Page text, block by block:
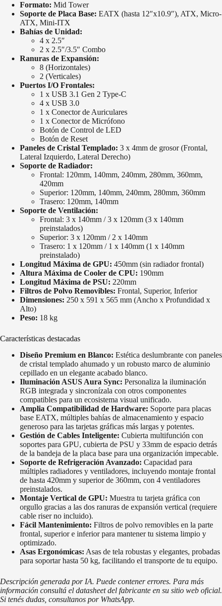
Formato: Mid Tower
Soporte de Placa Base: EATX (hasta 12″x10.9″), ATX, Micro-
ATX, Mini-ITX
Bahías de Unidad:
4 x 2.5″
2 x 2.5″/3.5″ Combo
Ranuras de Expansión:
8 (Horizontales)
2 (Verticales)
Puertos I/O Frontales:
1 x USB 3.1 Gen 2 Type-C
4 x USB 3.0
1 x Conector de Auriculares
1 x Conector de Micrófono
Botón de Control de LED
Botón de Reset
Paneles de Cristal Templado: 3 x 4mm de grosor (Frontal,
Lateral Izquierdo, Lateral Derecho)
Soporte de Radiador:
Frontal: 120mm, 140mm, 240mm, 280mm, 360mm,
420mm
Superior: 120mm, 140mm, 240mm, 280mm, 360mm
Trasero: 120mm, 140mm
Soporte de Ventilación:
Frontal: 3 x 140mm / 3 x 120mm (3 x 140mm
preinstalados)
Superior: 3 x 120mm / 2 x 140mm
Trasero: 1 x 120mm / 1 x 140mm (1 x 140mm
preinstalado)
Longitud Máxima de GPU: 450mm (sin radiador frontal)
Altura Máxima de Cooler de CPU: 190mm
Longitud Máxima de PSU: 220mm
Filtros de Polvo Removibles: Frontal, Superior, Inferior
Dimensiones: 250 x 591 x 565 mm (Ancho x Profundidad x
Alto)
Peso: 18 kg
Características destacadas
Diseño Premium en Blanco: Estética deslumbrante con paneles
de cristal templado ahumado y un robusto marco de aluminio
cepillado en un elegante acabado blanco.
Iluminación ASUS Aura Sync: Personaliza la iluminación
RGB integrada y sincronízala con otros componentes
compatibles para un ecosistema visual unificado.
Amplia Compatibilidad de Hardware: Soporte para placas
base EATX, múltiples bahías de almacenamiento y espacio
generoso para las tarjetas gráficas más largas y potentes.
Gestión de Cables Inteligente: Cubierta multifunción con
soportes para GPU, cubierta de PSU y 33mm de espacio detrás
de la bandeja de la placa base para una organización impecable.
Soporte de Refrigeración Avanzado: Capacidad para
múltiples radiadores y ventiladores, incluyendo montaje frontal
de hasta 420mm y superior de 360mm, con 4 ventiladores
preinstalados.
Montaje Vertical de GPU: Muestra tu tarjeta gráfica con
orgullo gracias a las dos ranuras de expansión vertical (requiere
cable riser no incluido).
Fácil Mantenimiento: Filtros de polvo removibles en la parte
frontal, superior e inferior para mantener tu sistema limpio y
optimizado.
Asas Ergonómicas: Asas de tela robustas y elegantes, probadas
para soportar hasta 50 kg, facilitando el transporte de tu equipo.
Descripción generada por IA. Puede contener errores. Para más
información consultá el datasheet del fabricante en su sitio web oficial.
Si tenés dudas, consultanos por WhatsApp.